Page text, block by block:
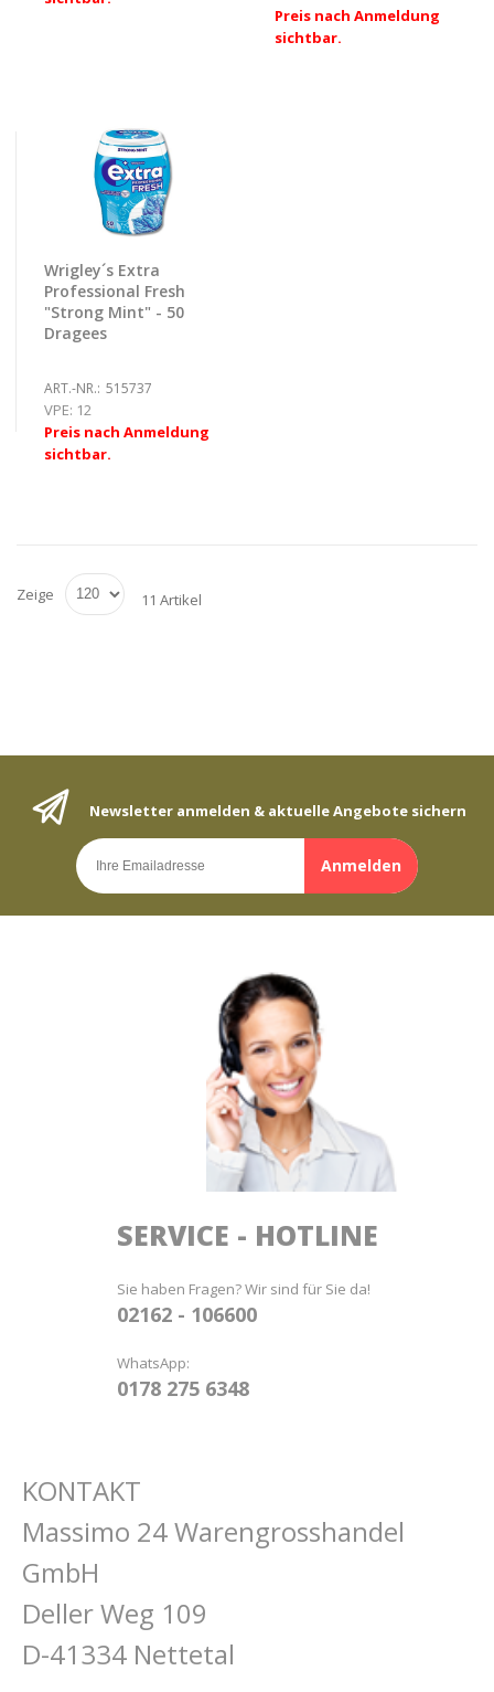
Preis nach Anmeldung
sichtbar.
Wrigley´s Extra
Professional Fresh
"Strong Mint" - 50
Dragees
ART.-NR.: 515737
VPE: 12
Preis nach Anmeldung
sichtbar.
Zeige 11 Artikel
Newsletter anmelden & aktuelle Angebote sichern
Anmelden
SERVICE - HOTLINE
Sie haben Fragen? Wir sind für Sie da!
02162 - 106600
WhatsApp:
0178 275 6348
KONTAKT
Massimo 24 Warengrosshandel
GmbH
Deller Weg 109
D-41334 Nettetal